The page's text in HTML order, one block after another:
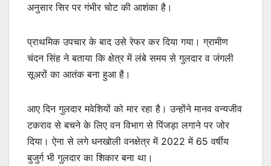
अनुसार सिर पर गंभीर चोट की आशंका है।
प्राथमिक उपचार के बाद उसे रेफर कर दिया गया। ग्रामीण
चंदन सिंह ने बताया कि क्षेत्र में लंबे समय से गुलदार व जंगली
सूअरों का आतंक बना हुआ है।
आए दिन गुलदार मवेशियों को मार रहा है। उन्होंने मानव वन्यजीव
टकराव से बचने के लिए वन विभाग से पिंजड़ा लगाने पर जोर
दिया। ऐना से लगे धनखोली वनक्षेत्र में 2022 में 65 वर्षीय
बुजुर्ग भी गुलदार का शिकार बना था।